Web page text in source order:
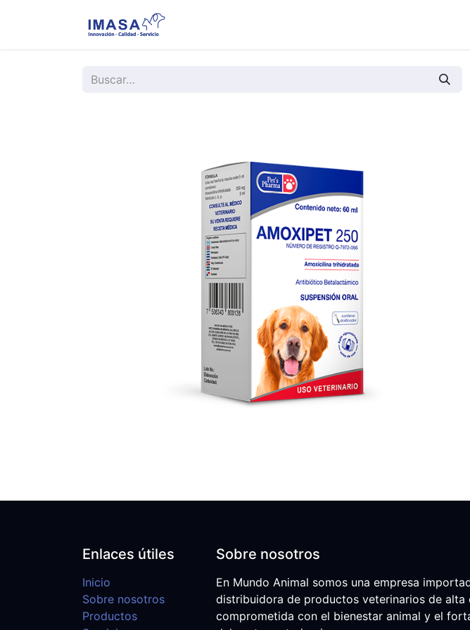
Enlaces útiles
Inicio
Sobre nosotros
Productos
Sobre nosotros
En Mundo Animal somos una empresa
distribuidora de productos veterinarios de alta
comprometida con el bienestar animal y el